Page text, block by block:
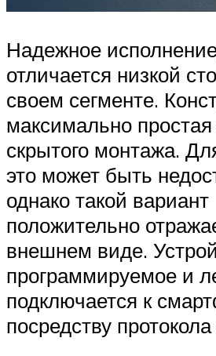
Надежное
отличается низкой
своем сегменте.
максимально простая
скрытого монтажа.
это может быть
однако такой вариант
положительно
внешнем виде.
программируемое и
подключается к
посредству